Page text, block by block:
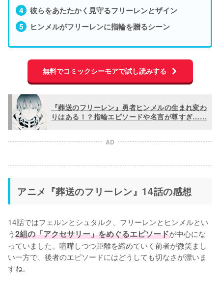
彼らをあたたかく見守るフリーレンとザイン
ヒンメルがフリーレンに指輪を贈るシーン
無料でコミックシーモアで試し読みする
『葬送のフリーレン』勇者ヒンメルの生まれ変わ
りはある！？指輪エピソードや名言が尊すぎ……
AD
アニメ『葬送のフリーレン』14話の感想
14話ではフェルンとシュタルク、フリーレンとヒンメルとい
う2組の「アクセサリー」をめぐるエピソードが中心にな
っていました。喧嘩しつつ距離を縮めていく前者が微笑まし
い一方で、後者のエピソードにはどうしても切なさが漂いま
すね。